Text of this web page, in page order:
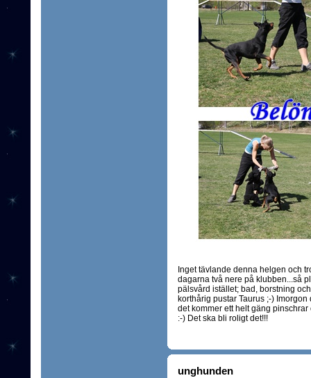
Inget tävlande denna helgen och
dagarna två nere på klubben...så
pälsvård istället; bad, borstning
korthårig pustar Taurus ;-)
det kommer ett helt gäng
:-) Det ska bli roligt det!!!
unghunden